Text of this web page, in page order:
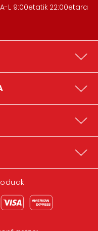
A-L 9:00etatik 22:00etara